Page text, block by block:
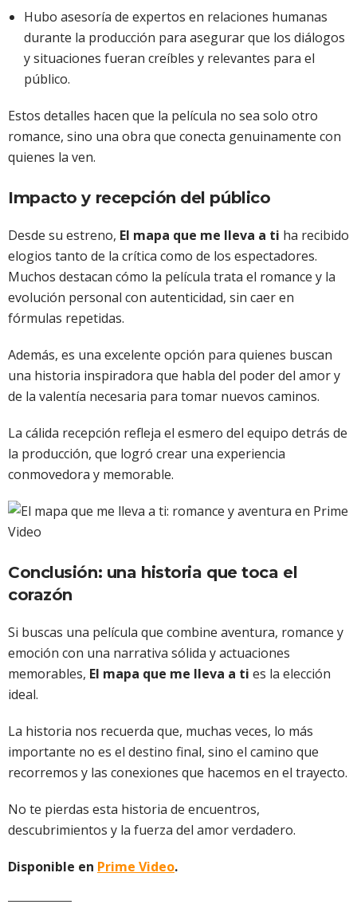
Hubo asesoría de expertos en relaciones humanas
durante la producción para asegurar que los diálogos
y situaciones fueran creíbles y relevantes para el
público.
Estos detalles hacen que la película no sea solo otro
romance, sino una obra que conecta genuinamente con
quienes la ven.
Impacto y recepción del público
Desde su estreno, El mapa que me lleva a ti ha recibido
elogios tanto de la crítica como de los espectadores.
Muchos destacan cómo la película trata el romance y la
evolución personal con autenticidad, sin caer en
fórmulas repetidas.
Además, es una excelente opción para quienes buscan
una historia inspiradora que habla del poder del amor y
de la valentía necesaria para tomar nuevos caminos.
La cálida recepción refleja el esmero del equipo detrás de
la producción, que logró crear una experiencia
conmovedora y memorable.
Conclusión: una historia que toca el
corazón
Si buscas una película que combine aventura, romance y
emoción con una narrativa sólida y actuaciones
memorables, El mapa que me lleva a ti es la elección
ideal.
La historia nos recuerda que, muchas veces, lo más
importante no es el destino final, sino el camino que
recorremos y las conexiones que hacemos en el trayecto.
No te pierdas esta historia de encuentros,
descubrimientos y la fuerza del amor verdadero.
Disponible en Prime Video.